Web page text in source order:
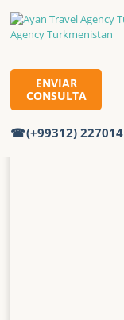
(+99312) 227014
ENVIAR
CONSULTA
Inicio Lebap
Lebap